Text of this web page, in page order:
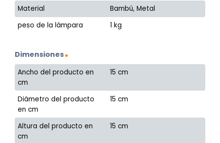
Material
Bambú, Metal
peso de la lámpara
1 kg
Dimensiones
Ancho del producto en
cm
15 cm
Diámetro del producto
en cm
15 cm
Altura del producto en
cm
15 cm